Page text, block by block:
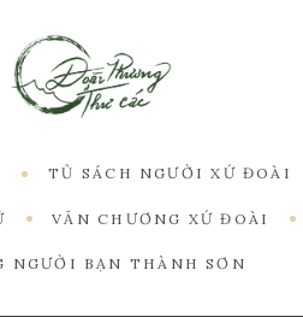
TỦ SÁCH NGƯỜI XỨ ĐOÀI
VĂN CHƯƠNG XỨ ĐOÀI
NGƯỜI BẠN THÀNH SƠN